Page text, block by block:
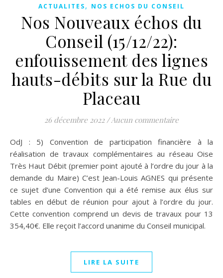
ACTUALITES, NOS ECHOS DU CONSEIL
Nos Nouveaux échos du
Conseil (15/12/22):
enfouissement des lignes
hauts-débits sur la Rue du
Placeau
26 décembre 2022 /Aucun commentaire
OdJ : 5) Convention de participation financière à la
réalisation de travaux complémentaires au réseau Oise
Très Haut Débit (premier point ajouté à l’ordre du jour à la
demande du Maire) C’est Jean-Louis AGNES qui présente
ce sujet d’une Convention qui a été remise aux élus sur
tables en début de réunion pour ajout à l’ordre du jour.
Cette convention comprend un devis de travaux pour 13
354,40€. Elle reçoit l’accord unanime du Conseil municipal.
LIRE LA SUITE